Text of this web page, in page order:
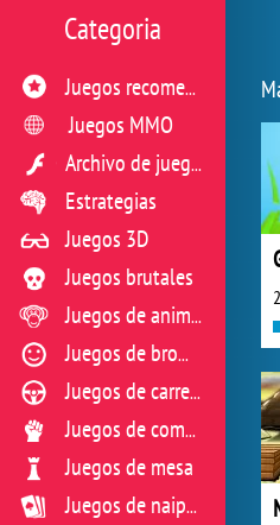
Categoria
Juegos recomendados
Juegos MMO
Archivo de juegos flash
Estrategias
Juegos 3D
Juegos brutales
Juegos de animales
Juegos de broma
Juegos de carreras
Juegos de combate
Juegos de mesa
Juegos de naipes